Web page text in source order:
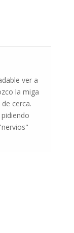
ver a
la miga
cerca.